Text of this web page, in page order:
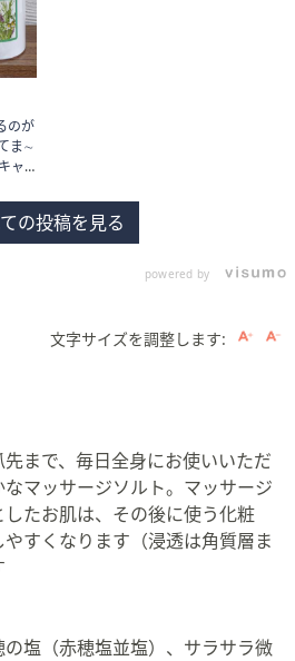
のが
ま∼
ャ
の投稿を見る
powered by
文字サイズを調整します:
まで、毎日全身にお使いいただ
マッサージソルト。マッサージ
たお肌は、その後に使う化粧
すくなります（浸透は角質層ま
塩（赤穂塩並塩）、サラサラ微